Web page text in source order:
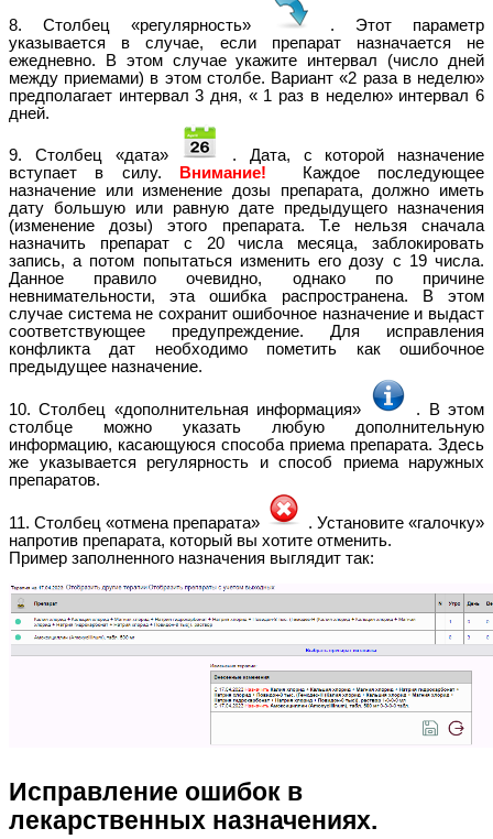
8. Столбец «регулярность»
. Этот параметр
указывается в случае, если препарат назначается не
ежедневно. В этом случае укажите интервал (число дней
между приемами) в этом столбе. Вариант «2 раза в неделю»
предполагает интервал 3 дня, « 1 раз в неделю» интервал 6
дней.
9. Столбец «дата»
. Дата, с которой назначение
вступает в силу.
Внимание!
Каждое последующее
назначение или изменение дозы препарата, должно иметь
дату большую или равную дате предыдущего назначения
(изменение дозы) этого препарата. Т.е нельзя сначала
назначить препарат с 20 числа месяца, заблокировать
запись, а потом попытаться изменить его дозу с 19 числа.
Данное правило очевидно, однако по причине
невнимательности, эта ошибка распространена. В этом
случае система не сохранит ошибочное назначение и выдаст
соответствующее предупреждение. Для исправления
конфликта дат необходимо пометить как ошибочное
предыдущее назначение.
10. Столбец «дополнительная информация»
. В этом
столбце можно указать любую дополнительную
информацию, касающуюся способа приема препарата. Здесь
же указывается регулярность и способ приема наружных
препаратов.
11. Столбец «отмена препарата»
. Установите «галочку»
напротив препарата, который вы хотите отменить.
Пример заполненного назначения выглядит так:
Исправление ошибок в
лекарственных назначениях.